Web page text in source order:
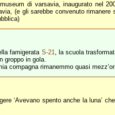
di varsavia, inaugurato nel
(e gli sarebbe convenuto
famigerata S-21, la scuola
groppo in gola.
compagna rimanemmo quasi
‘Avevano spento anche la luna’